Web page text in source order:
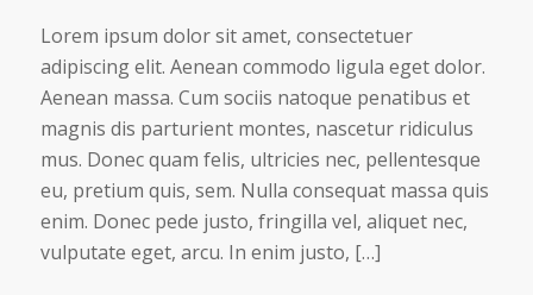
Lorem ipsum dolor sit amet, consectetuer
adipiscing elit. Aenean commodo ligula eget dolor.
Aenean massa. Cum sociis natoque penatibus et
magnis dis parturient montes, nascetur ridiculus
mus. Donec quam felis, ultricies nec, pellentesque
eu, pretium quis, sem. Nulla consequat massa quis
enim. Donec pede justo, fringilla vel, aliquet nec,
vulputate eget, arcu. In enim justo, […]